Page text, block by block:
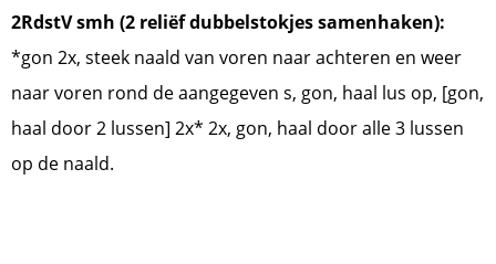
2RdstV smh (2 reliëf dubbelstokjes samenhaken):
*gon 2x, steek naald van voren naar achteren en weer
naar voren rond de aangegeven s, gon, haal lus op, [gon,
haal door 2 lussen] 2x* 2x, gon, haal door alle 3 lussen
op de naald.